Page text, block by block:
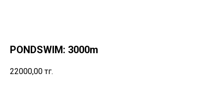
PONDSWIM: 3000m
22000,00 тг.